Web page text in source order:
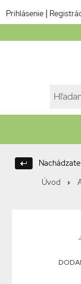
Prihlásenie |
Úvod